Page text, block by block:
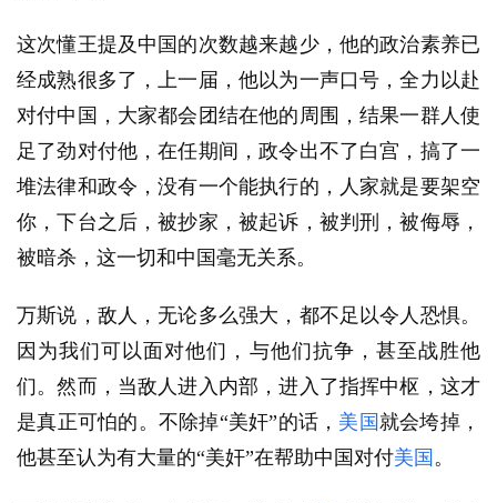
这次懂王提及中国的次数越来越少，他的政治素养已
经成熟很多了，上一届，他以为一声口号，全力以赴
对付中国，大家都会团结在他的周围，结果一群人使
足了劲对付他，在任期间，政令出不了白宫，搞了一
堆法律和政令，没有一个能执行的，人家就是要架空
你，下台之后，被抄家，被起诉，被判刑，被侮辱，
被暗杀，这一切和中国毫无关系。
万斯说，敌人，无论多么强大，都不足以令人恐惧。
因为我们可以面对他们，与他们抗争，甚至战胜他
们。然而，当敌人进入内部，进入了指挥中枢，这才
是真正可怕的。不除掉“美奸”的话， 美国就会垮掉，
他甚至认为有大量的“美奸”在帮助中国对付美国 。